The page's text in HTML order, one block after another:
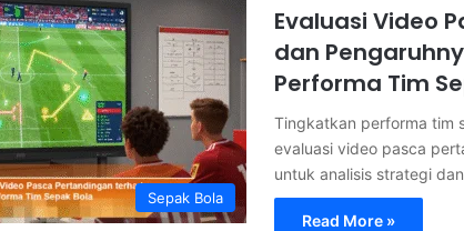
Sepak Bola
Evaluasi Video
dan
Performa Tim
Tingkatkan performa tim
evaluasi video pasca
untuk analisis strategi
Read More »